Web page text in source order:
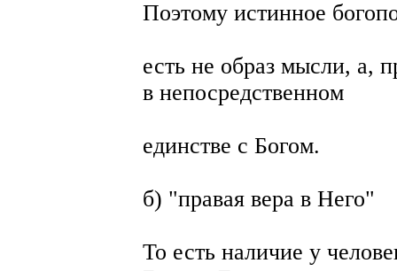
Поэтому истинное
есть не образ мысли, а,
в непосредственном
единстве с Богом.
б) "правая вера в Него"
То есть наличие у